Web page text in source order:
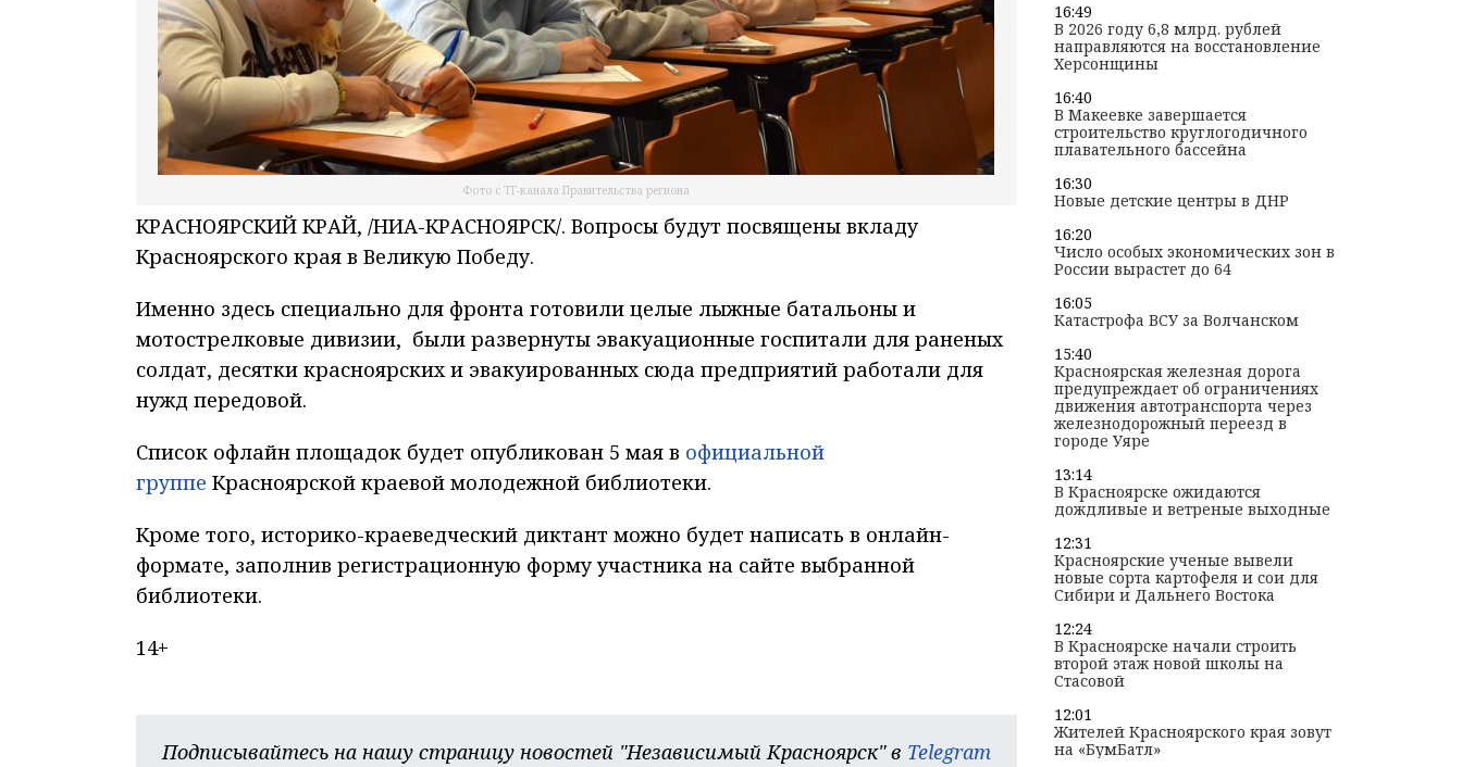
Фото с ТГ-канала Правительства региона
КРАСНОЯРСКИЙ КРАЙ, /НИА-КРАСНОЯРСК/. Вопросы будут посвящены вкладу
Красноярского края в Великую Победу.
Именно здесь специально для фронта готовили целые лыжные батальоны и
мотострелковые дивизии, были развернуты эвакуационные госпитали для раненых
солдат, десятки красноярских и эвакуированных сюда предприятий работали для
нужд передовой.
Список офлайн площадок будет опубликован 5 мая в официальной
группе Красноярской краевой молодежной библиотеки.
Кроме того, историко-краеведческий диктант можно будет написать в онлайн-
формате, заполнив регистрационную форму участника на сайте выбранной
библиотеки.
14+
Подписывайтесь на нашу страницу новостей "Независимый Красноярск" в Telegram
16:49
В 2026 году 6,8 млрд. рублей
направляются на восстановление
Херсонщины
16:40
В Макеевке завершается
строительство круглогодичного
плавательного бассейна
16:30
Новые детские центры в ДНР
16:20
Число особых экономических зон в
России вырастет до 64
16:05
Катастрофа ВСУ за Волчанском
15:40
Красноярская железная дорога
предупреждает об ограничениях
движения автотранспорта через
железнодорожный переезд в
городе Уяре
13:14
В Красноярске ожидаются
дождливые и ветреные выходные
12:31
Красноярские ученые вывели
новые сорта картофеля и сои для
Сибири и Дальнего Востока
12:24
В Красноярске начали строить
второй этаж новой школы на
Стасовой
12:01
Жителей Красноярского края зовут
на «БумБатл»